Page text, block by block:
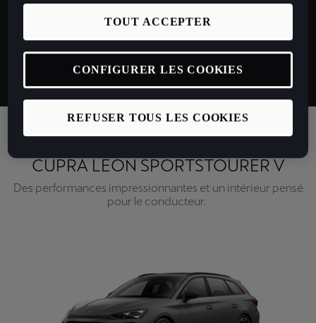
CUPRA LEON SPORTSTOURER V
Conçue pour des performances élevées. 150 ch essence
ou diesel, écran d’infotainment de 12,9’’, sièges sport et
jantes 18’’
CUPRA LEON SPORTSTOURER V
Des performances impressionnantes et un intérieur pensé
pour le conducteur.
REFUSER TOUS LES COOKIES
TOUT ACCEPTER
CONFIGURER LES COOKIES